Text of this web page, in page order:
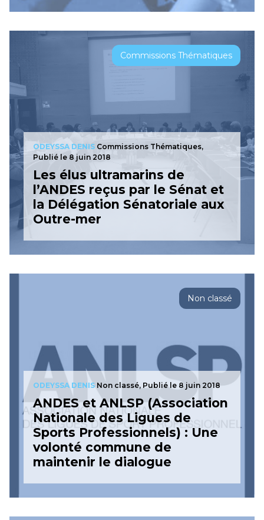
Commissions Thématiques
ODEYSSA DENIS Commissions Thématiques,
Publié le 8 juin 2018
Les élus ultramarins de
l’ANDES reçus par le Sénat et
la Délégation Sénatoriale aux
Outre-mer
Non classé
ODEYSSA DENIS Non classé, Publié le 8 juin 2018
ANDES et ANLSP (Association
Nationale des Ligues de
Sports Professionnels) : Une
volonté commune de
maintenir le dialogue